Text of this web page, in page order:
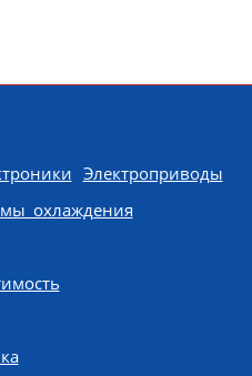
Электроприводы
охлаждения